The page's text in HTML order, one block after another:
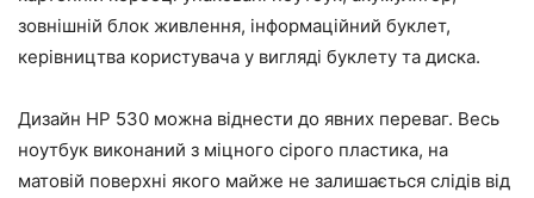
зовнішній блок живлення, інформаційний буклет,
керівництва користувача у вигляді буклету та диска.
Дизайн HP 530 можна віднести до явних переваг. Весь
ноутбук виконаний з міцного сірого пластика, на
матовій поверхні якого майже не залишається слідів від